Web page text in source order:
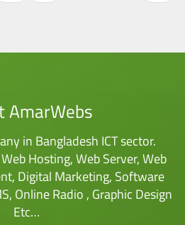
AmarWebs
in Bangladesh ICT sector.
Hosting, Web Server, Web
Digital Marketing, Software
Online Radio , Graphic Design
Etc…